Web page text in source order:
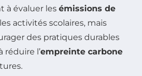
à évaluer les émissions de
activités scolaires, mais
des pratiques durables
l’empreinte carbone